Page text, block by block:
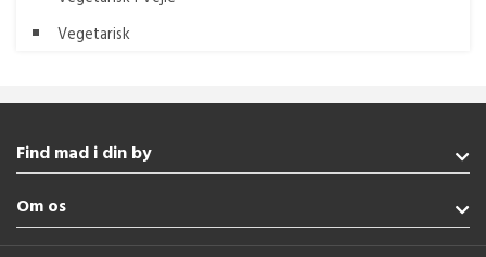
Vegetarisk
Find mad i din by
Augustenborg
Sønderborg
Rødekro
Om os
Handelsbetingelser